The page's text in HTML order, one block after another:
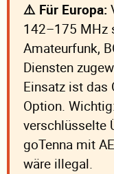
⚠️ Für Europa:
142–175 MHz
Amateurfunk,
Diensten
Einsatz ist das
Option.
verschlüsselte
goTenna mit
wäre illegal.